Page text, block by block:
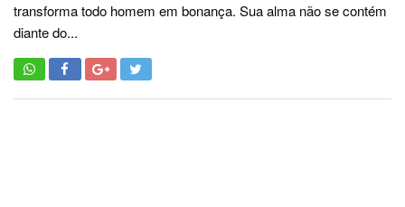
transforma todo homem em bonança. Sua alma não se contém
diante do...